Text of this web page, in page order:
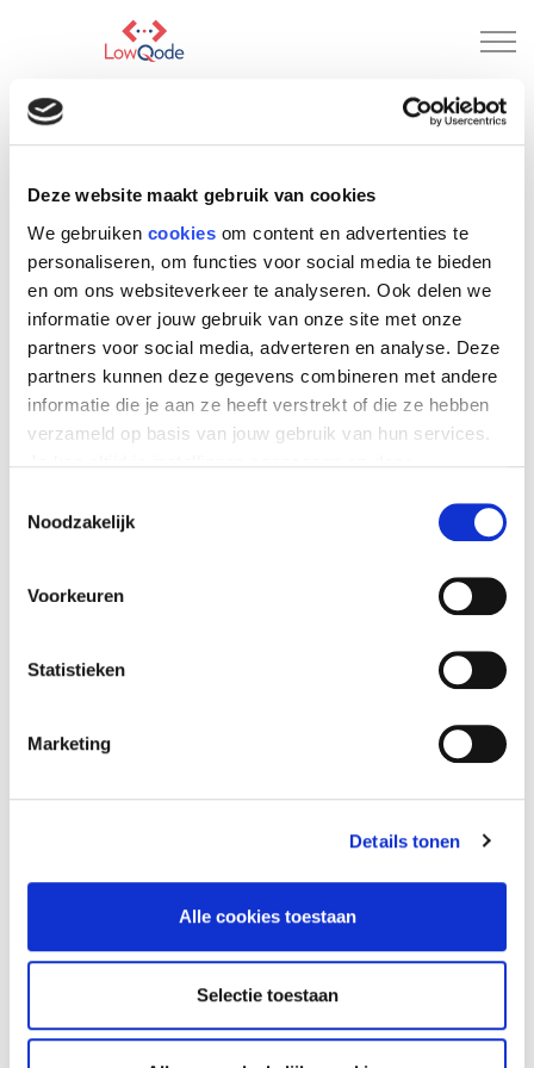
Deze website maakt gebruik van cookies
We gebruiken cookies om content en advertenties te
personaliseren, om functies voor social media te bieden
en om ons websiteverkeer te analyseren. Ook delen we
informatie over jouw gebruik van onze site met onze
partners voor social media, adverteren en analyse. Deze
partners kunnen deze gegevens combineren met andere
informatie die je aan ze heeft verstrekt of die ze hebben
verzameld op basis van jouw gebruik van hun services.
Noodzakelijk
Voorkeuren
Statistieken
Marketing
Details tonen
Alle cookies toestaan
Selectie toestaan
Wij bespreken graag de mogelijkheden die voor u in
het verschiet liggen. Contact opnemen met
LowQode kan via onderstaande wegen.
Voornaam*
Achternaam*
E-mailadres